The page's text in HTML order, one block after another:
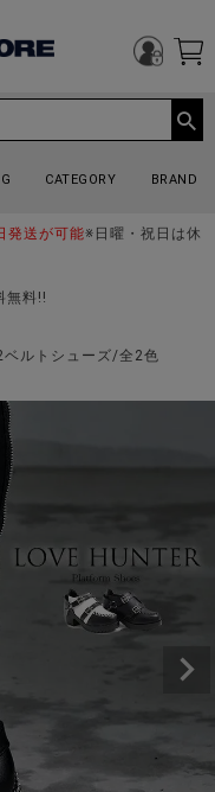
CATEGORY BRAND
発送が可能※日曜・祝日は休
無料!!
ベルトシューズ/全2色